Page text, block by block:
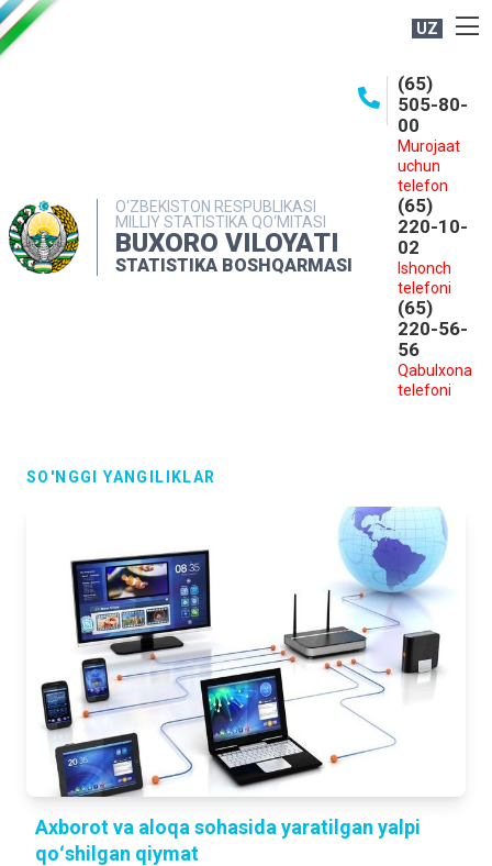
UZ
O‘ZBEKISTON RESPUBLIKASI
MILLIY STATISTIKA QO‘MITASI
BUXORO VILOYATI
STATISTIKA BOSHQARMASI
(65)
505-80-
00
Murojaat
uchun
telefon
(65)
220-10-
02
Ishonch
telefoni
(65)
220-56-
56
Qabulxona
telefoni
MATBUOT XIZMATI
MUROJAATLAR
SO'NGGI YANGILIKLAR
Axborot va aloqa sohasida yaratilgan yalpi
qoʻshilgan qiymat